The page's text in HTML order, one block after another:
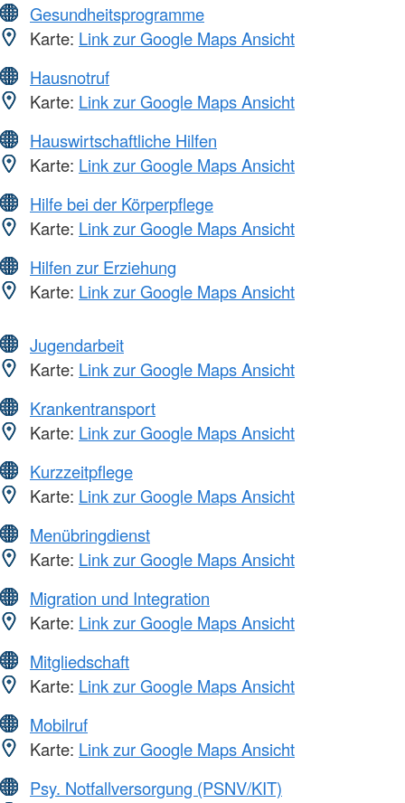
Gesundheitsprogramme
Karte: Link zur Google Maps Ansicht
Hausnotruf
Karte: Link zur Google Maps Ansicht
Hauswirtschaftliche Hilfen
Karte: Link zur Google Maps Ansicht
Hilfe bei der Körperpflege
Karte: Link zur Google Maps Ansicht
Hilfen zur Erziehung
Karte: Link zur Google Maps Ansicht
Jugendarbeit
Karte: Link zur Google Maps Ansicht
Krankentransport
Karte: Link zur Google Maps Ansicht
Kurzzeitpflege
Karte: Link zur Google Maps Ansicht
Menübringdienst
Karte: Link zur Google Maps Ansicht
Migration und Integration
Karte: Link zur Google Maps Ansicht
Mitgliedschaft
Karte: Link zur Google Maps Ansicht
Mobilruf
Karte: Link zur Google Maps Ansicht
Psy. Notfallversorgung (PSNV/KIT)